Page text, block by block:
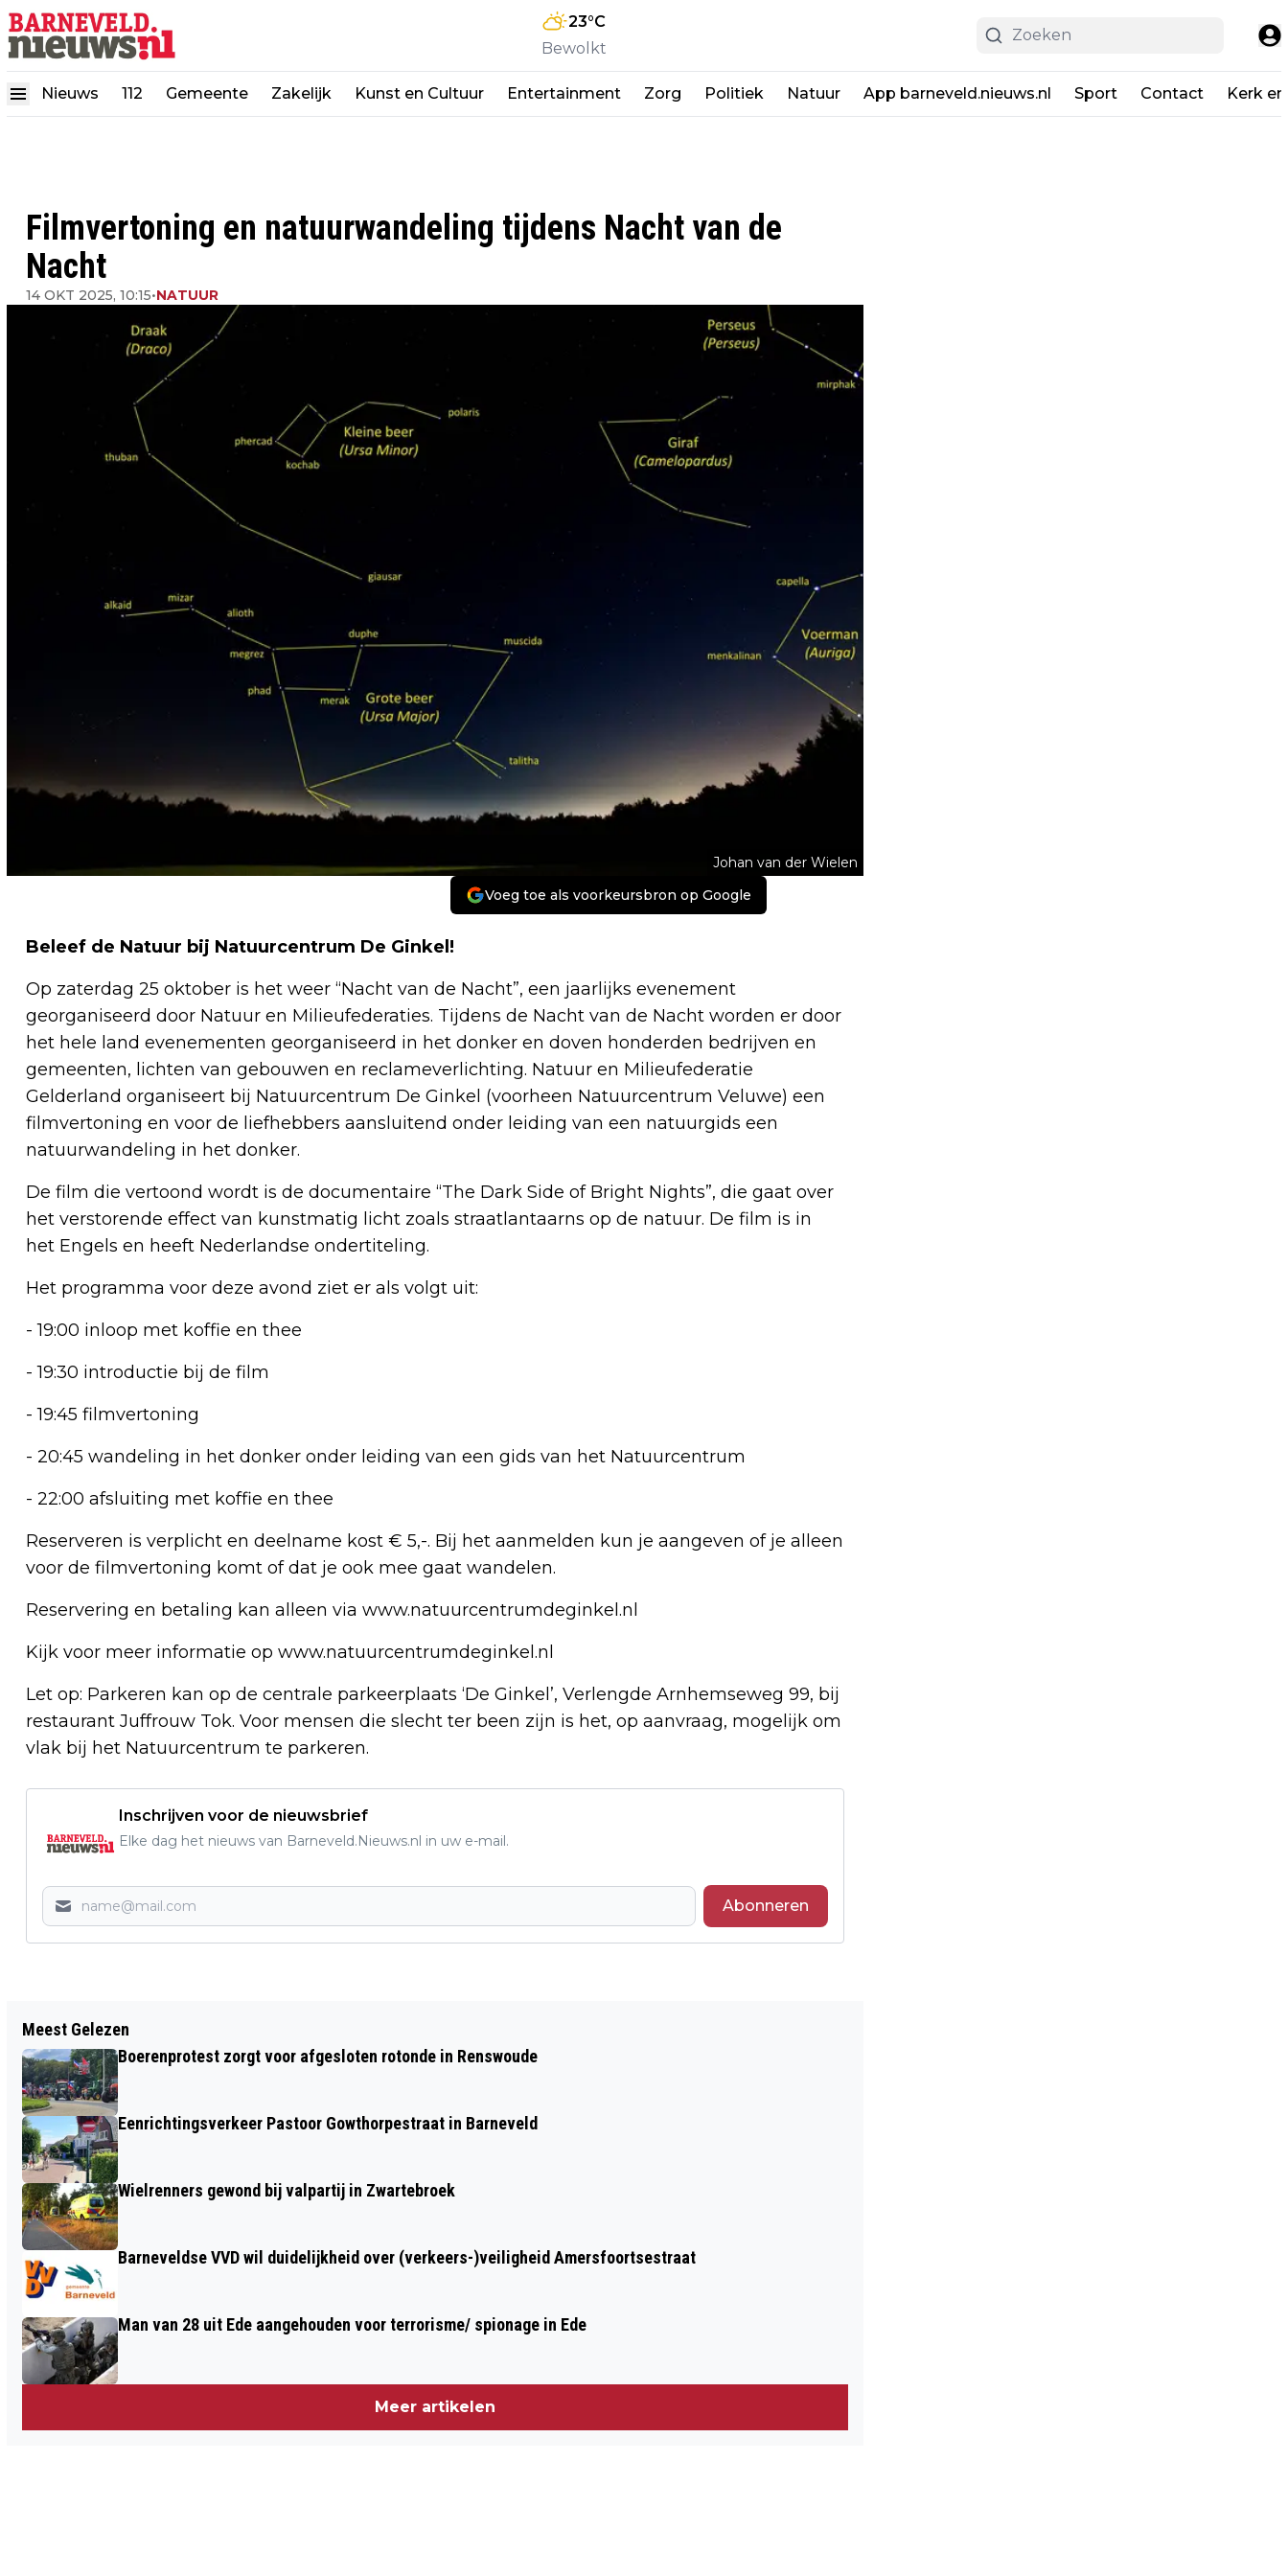
23°C
Bewolkt
Nieuws 112 Gemeente Zakelijk Kunst en Cultuur Entertainment Zorg Politiek Natuur App barneveld.nieuws.nl Sport Contact Kerk
Filmvertoning en natuurwandeling tijdens Nacht van de
Nacht
14 OKT 2025, 10:15•NATUUR
Johan van der Wielen
Voeg toe als voorkeursbron op Google
Beleef de Natuur bij Natuurcentrum De Ginkel!
Op zaterdag 25 oktober is het weer “Nacht van de Nacht”, een jaarlijks evenement
georganiseerd door Natuur en Milieufederaties. Tijdens de Nacht van de Nacht worden er door
het hele land evenementen georganiseerd in het donker en doven honderden bedrijven en
gemeenten, lichten van gebouwen en reclameverlichting. Natuur en Milieufederatie
Gelderland organiseert bij Natuurcentrum De Ginkel (voorheen Natuurcentrum Veluwe) een
filmvertoning en voor de liefhebbers aansluitend onder leiding van een natuurgids een
natuurwandeling in het donker.
De film die vertoond wordt is de documentaire “The Dark Side of Bright Nights”, die gaat over
het verstorende effect van kunstmatig licht zoals straatlantaarns op de natuur. De film is in
het Engels en heeft Nederlandse ondertiteling.
Het programma voor deze avond ziet er als volgt uit:
- 19:00 inloop met koffie en thee
- 19:30 introductie bij de film
- 19:45 filmvertoning
- 20:45 wandeling in het donker onder leiding van een gids van het Natuurcentrum
- 22:00 afsluiting met koffie en thee
Reserveren is verplicht en deelname kost € 5,-. Bij het aanmelden kun je aangeven of je alleen
voor de filmvertoning komt of dat je ook mee gaat wandelen.
Reservering en betaling kan alleen via www.natuurcentrumdeginkel.nl
Kijk voor meer informatie op www.natuurcentrumdeginkel.nl
Let op: Parkeren kan op de centrale parkeerplaats ‘De Ginkel’, Verlengde Arnhemseweg 99, bij
restaurant Juffrouw Tok. Voor mensen die slecht ter been zijn is het, op aanvraag, mogelijk om
vlak bij het Natuurcentrum te parkeren.
Inschrijven voor de nieuwsbrief
Elke dag het nieuws van Barneveld.Nieuws.nl in uw e-mail.
Abonneren
SAMEN AAN DE SLAG RONDOM EDE EN
WAGENINGEN TIJDENS DE 25E
NATIONALE NATUURWERKDAGEN
KWALIFICATIERONDE GEORGANISEERT
Meest Gelezen
Boerenprotest zorgt voor afgesloten rotonde in Renswoude
Eenrichtingsverkeer Pastoor Gowthorpestraat in Barneveld
Wielrenners gewond bij valpartij in Zwartebroek
Barneveldse VVD wil duidelijkheid over (verkeers-)veiligheid Amersfoortsestraat
Man van 28 uit Ede aangehouden voor terrorisme/ spionage in Ede
Meer artikelen